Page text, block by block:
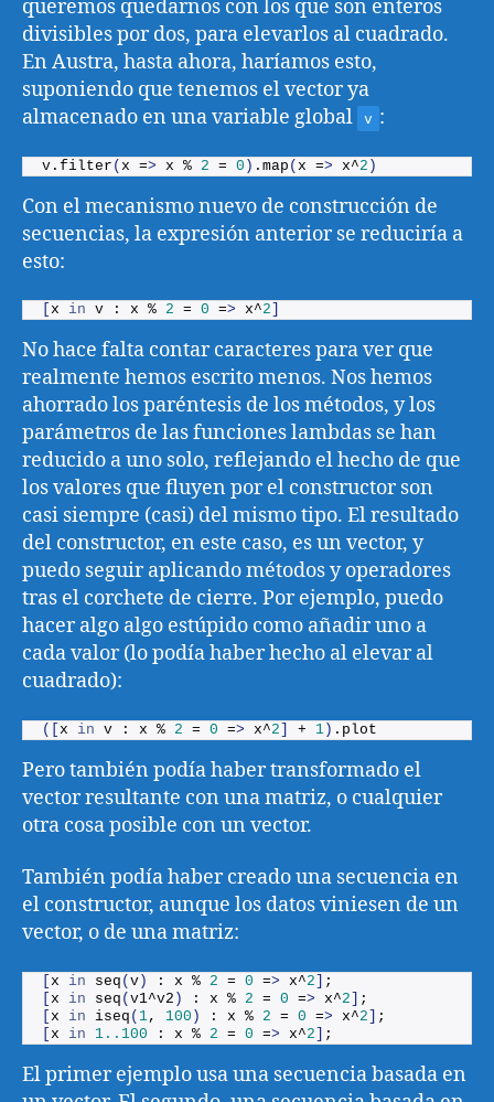
queremos quedarnos con los que son enteros
divisibles por dos, para elevarlos al cuadrado.
En Austra, hasta ahora, haríamos esto,
suponiendo que tenemos el vector ya
almacenado en una variable global
v :
v. filter (x => x % 2 = 0 ) . map (x => x^2 )
Con el mecanismo nuevo de construcción de
secuencias, la expresión anterior se reduciría a
esto:
x in v : x % 2 = 0 => x^2
No hace falta contar caracteres para ver que
realmente hemos escrito menos. Nos hemos
ahorrado los paréntesis de los métodos, y los
parámetros de las funciones lambdas se han
reducido a uno solo, reflejando el hecho de que
los valores que fluyen por el constructor son
casi siempre (casi) del mismo tipo. El resultado
del constructor, en este caso, es un vector, y
puedo seguir aplicando métodos y operadores
tras el corchete de cierre. Por ejemplo, puedo
hacer algo algo estúpido como añadir uno a
cada valor (lo podía haber hecho al elevar al
cuadrado):
([x in v : x % 2 = 0 => x^2] + 1) . plot
Pero también podía haber transformado el
vector resultante con una matriz, o cualquier
otra cosa posible con un vector.
También podía haber creado una secuencia en
el constructor, aunque los datos viniesen de un
vector, o de una matriz:
[x in seq (v) : x % 2 = 0 => x^2] ;
[x in seq (v1^v2 ) : x % 2 = 0 => x^2] ;
[x in iseq ( 1, 100 ) : x % 2 = 0 => x^2] ;
[x in 1. .100 : x % 2 = 0 => x^2] ;
El primer ejemplo usa una secuencia basada en